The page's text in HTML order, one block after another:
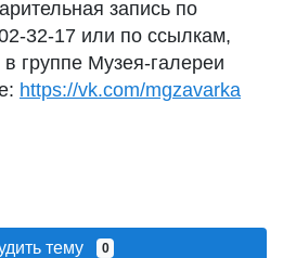
запись по
32-17 или по ссылкам,
группе Музея-галереи
https://vk.com/mgzavarka
тему 0